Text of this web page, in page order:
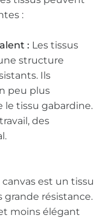
:
: Les tissus
structure
Ils
peu plus
le tissu gabardine.
des
canvas est un tissu
grande résistance.
moins élégant